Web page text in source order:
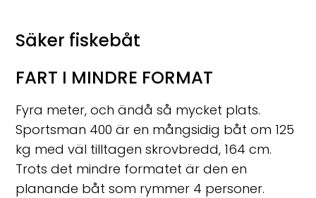
Säker fiskebåt
FART I MINDRE FORMAT
Fyra meter, och ändå så mycket plats.
Sportsman 400 är en mångsidig båt om 125
kg med väl tilltagen skrovbredd, 164 cm.
Trots det mindre formatet är den en
planande båt som rymmer 4 personer.